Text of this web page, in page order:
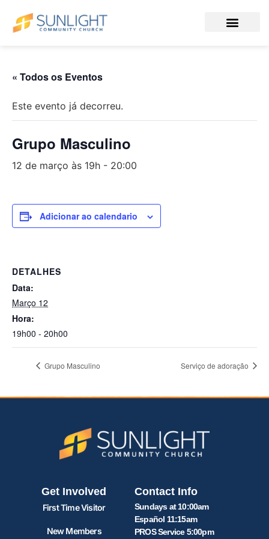
« Todos os Eventos
Este evento já decorreu.
Grupo Masculino
12 de março às 19h - 20:00
Adicionar ao calendario
DETALHES
Data:
Março 12
Hora:
19h00 - 20h00
Grupo Masculino Serviço de adoração
Get Involved
First Time Visitor
New Members
Contact Info
Sundays at 10:00am
Español 11:15am
PROS Service 5:00pm